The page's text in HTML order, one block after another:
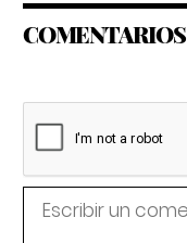
COMENTARIOS